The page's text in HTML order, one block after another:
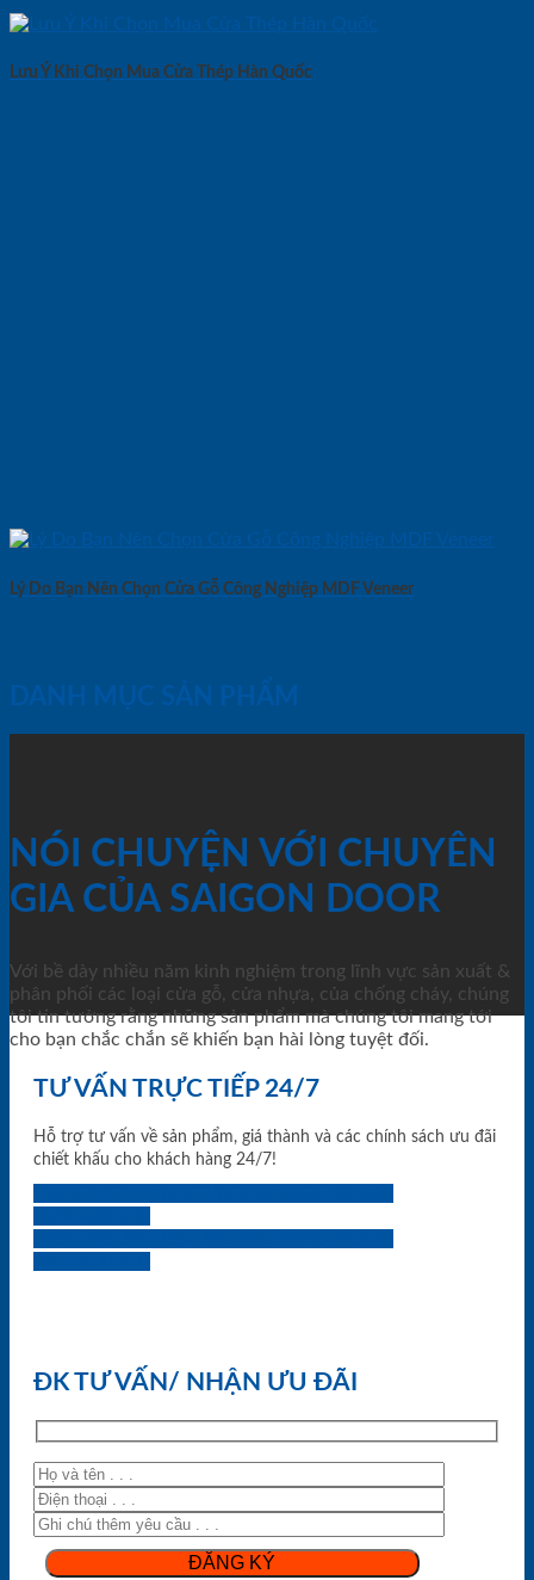
Lưu Ý Khi Chọn Mua Cửa Thép Hàn Quốc
Lý Do Bạn Nên Chọn Cửa Gỗ Công Nghiệp MDF Veneer
DANH MỤC SẢN PHẨM
NÓI CHUYỆN VỚI CHUYÊN
GIA CỦA SAIGON DOOR
Với bề dày nhiều năm kinh nghiệm trong lĩnh vực sản xuất &
phân phối các loại cửa gỗ, cửa nhựa, của chống cháy, chúng
tôi tin tưởng rằng những sản phẩm mà chúng tôi mang tới
cho bạn chắc chắn sẽ khiến bạn hài lòng tuyệt đối.
TƯ VẤN TRỰC TIẾP 24/7
Hỗ trợ tư vấn về sản phẩm, giá thành và các chính sách ưu đãi
chiết khấu cho khách hàng 24/7!
ĐK TƯ VẤN/ NHẬN ƯU ĐÃI